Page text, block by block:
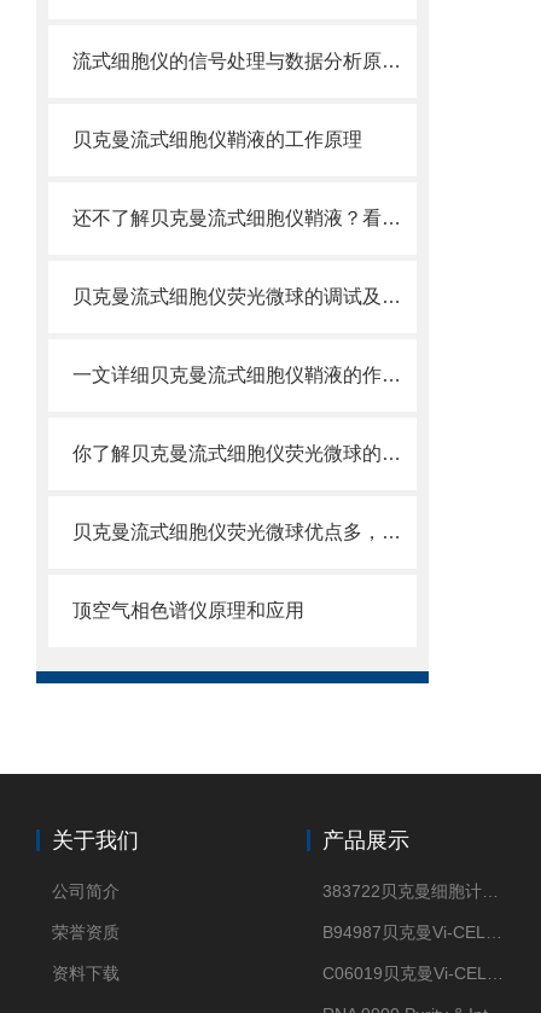
流式细胞仪的信号处理与数据分析原理分析
贝克曼流式细胞仪鞘液的工作原理
还不了解贝克曼流式细胞仪鞘液？看这里就对了！
贝克曼流式细胞仪荧光微球的调试及使用
一文详细贝克曼流式细胞仪鞘液的作用原理
你了解贝克曼流式细胞仪荧光微球的制备之怎样的吗
贝克曼流式细胞仪荧光微球优点多，实用效果好
顶空气相色谱仪原理和应用
关于我们
公司简介
荣誉资质
资料下载
产品展示